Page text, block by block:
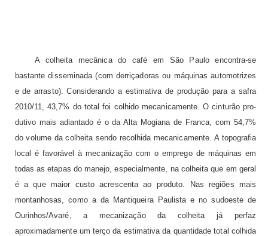
A colheita mecânica do café em São Paulo encontra-se
bastante disseminada (com derriçadoras ou máquinas automotrizes
e de arrasto). Considerando a estimativa de pro­dução para a safra
2010/11, 43,7% do total foi colhido mecanicamente. O cinturão pro­
dutivo mais adiantado é o da Alta Mogiana de Franca, com 54,7%
do volume da colheita sendo recolhida mecanicamente. A topografia
local é favorável à mecanização com o emprego de máquinas em
todas as etapas do manejo, especialmente, na colheita que em geral
é a que maior custo acrescenta ao produto. Nas regiões mais
montanhosas, como a da Mantiqueira Paulista e no sudoeste de
Ourinhos/Avaré, a mecanização da co­lheita já perfaz
aproximadamente um terço da estimativa da quantidade total colhida